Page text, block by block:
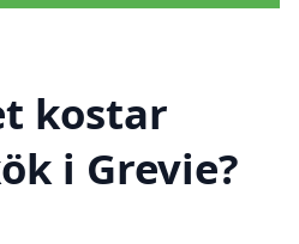
kostar
i Grevie?